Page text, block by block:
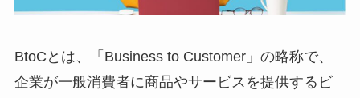
BtoCとは、「Business to Customer」の略称で、
企業が一般消費者に商品やサービスを提供するビ